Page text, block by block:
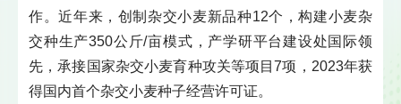
作。近年来，创制杂交小麦新品种12个，构建小麦杂
交种生产350公斤/亩模式，产学研平台建设处国际领
先，承接国家杂交小麦育种攻关等项目7项，2023年获
得国内首个杂交小麦种子经营许可证。